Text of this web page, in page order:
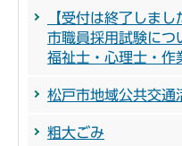
【受付は終了しま
市職員採用試験につ
福祉士・心理士・作
松戸市地域公共交通
粗大ごみ